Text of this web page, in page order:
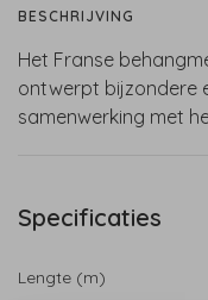
BESCHRIJVING
Het Franse
ontwerpt bijzondere
samenwerking met
Specificaties
Lengte (m)